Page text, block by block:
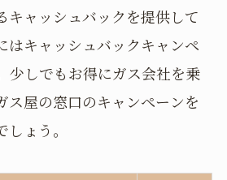
キャッシュバックを提供して
はキャッシュバックキャンペ
少しでもお得にガス会社を乗
ス屋の窓口のキャンペーンを
ょう。